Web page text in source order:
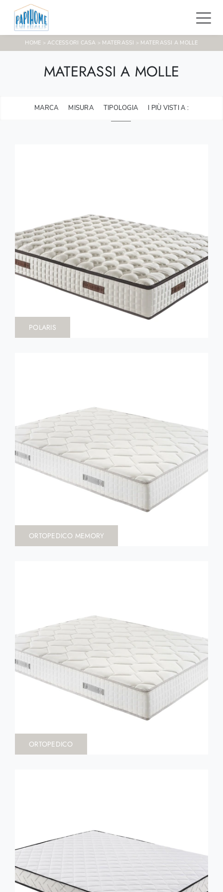
HOME >ACCESSORI CASA > MATERASSI > MATERASSI A MOLLE
MATERASSI A MOLLE
MARCA MISURA TIPOLOGIA I PIÙ VISTI A :
POLARIS
ORTOPEDICO MEMORY
ORTOPEDICO